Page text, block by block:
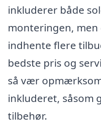
inkluderer både
monteringen,
indhente flere
bedste pris og
så vær
inkluderet, såsom
tilbehør.